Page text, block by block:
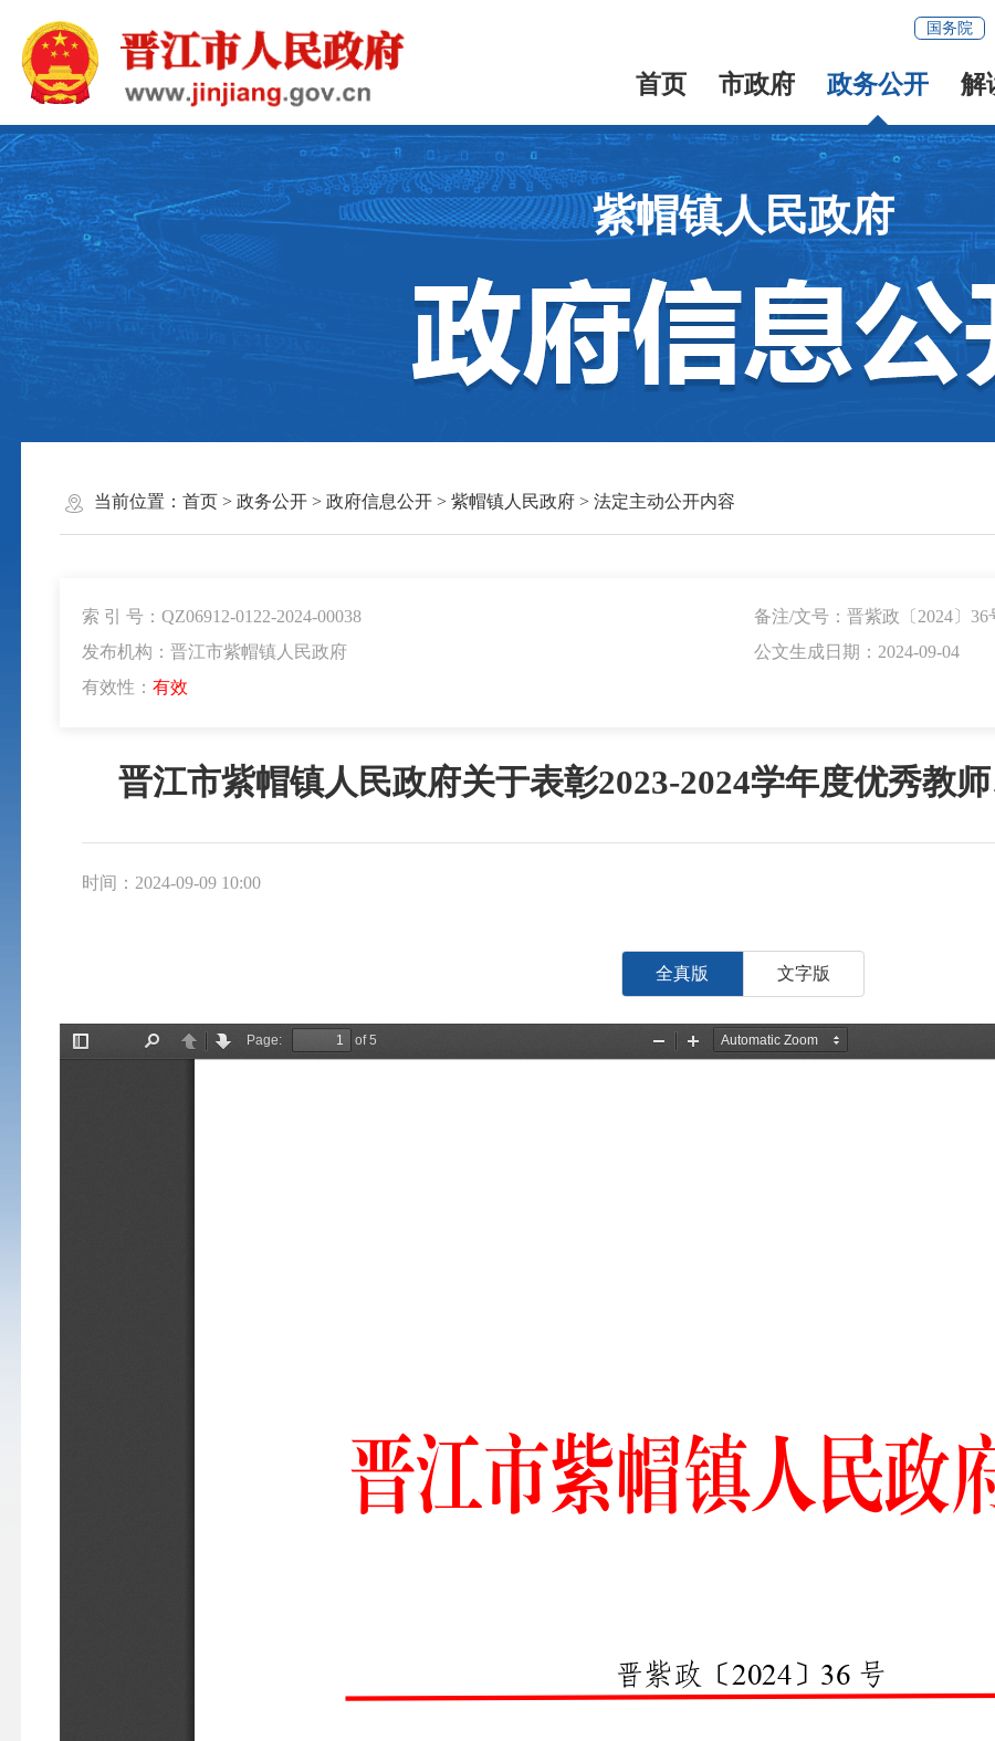
国务院
首页 市政府 政务公开 解
紫帽镇人民政府
当前位置： 首页> 政务公开> 政府信息公开> 紫帽镇人民政府> 法定主动公开内容
索 引 号：QZ06912-0122-2024-00038
备注/文号：晋紫政〔2024〕36
发布机构：晋江市紫帽镇人民政府
公文生成日期：2024-09-04
有效性： 有效
晋江市紫帽镇人民政府关于表彰2023-2024学年度优秀教
时间：2024-09-09 10:00
全真版 文字版